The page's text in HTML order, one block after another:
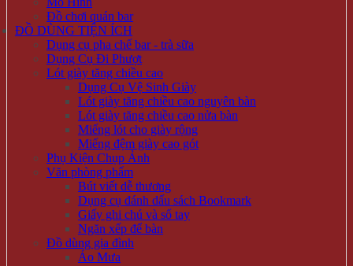
Đồ chơi quán bar
ĐỒ DÙNG TIỆN ÍCH
Dụng cụ pha chế bar - trà sữa
Dụng Cụ Đi Phượt
Lót giày tăng chiều cao
Dụng Cụ Vệ Sinh Giày
Lót giày tăng chiều cao nguyên bàn
Lót giày tăng chiều cao nửa bàn
Miếng lót cho giày rộng
Miếng đệm giày cao gót
Phụ Kiện Chụp Ảnh
Văn phòng phẩm
Bút viết dễ thương
Dụng cụ đánh dấu sách Bookmark
Giấy ghi chú và sổ tay
Ngăn xếp để bàn
Đồ dùng gia đình
Áo Mưa